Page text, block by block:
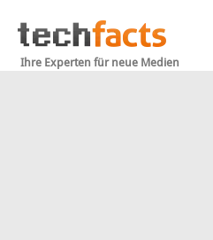
Ihre Experten für neue Medien